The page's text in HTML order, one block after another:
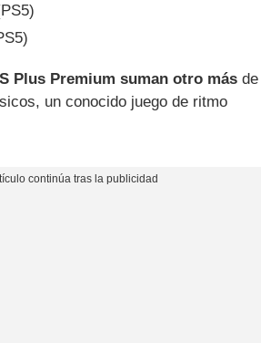
Plus Premium suman otro más de
un conocido juego de ritmo